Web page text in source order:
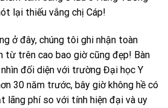
lại thiếu vắng chị Cáp!
ở đây, chúng tôi ghi nhận toàn
từ trên cao bao giờ cũng đẹp! Bàn
đối diện với trường Đại học Y
30 năm trước, bây giờ không hề có
lãng phí so với tính hiện đại và uy